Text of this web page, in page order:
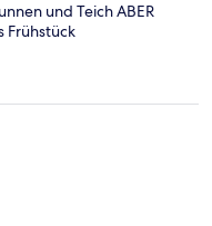
und Teich ABER
Frühstück